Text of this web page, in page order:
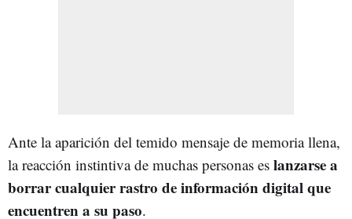
Ante la aparición del temido mensaje de memoria llena,
la reacción instintiva de muchas personas es lanzarse a
borrar cualquier rastro de información digital que
encuentren a su paso.